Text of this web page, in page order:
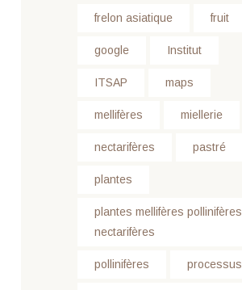
frelon asiatique fruit
google Institut
ITSAP maps
mellifères miellerie
nectarifères pastré
plantes
plantes mellifères pollinifères
nectarifères
pollinifères processus